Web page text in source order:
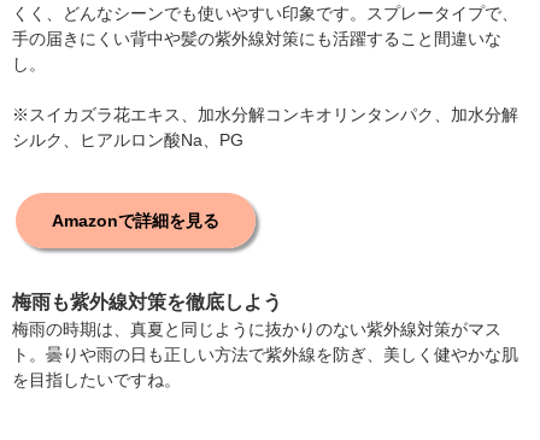
くく、どんなシーンでも使いやすい印象です。スプレータイプで、
手の届きにくい背中や髪の紫外線対策にも活躍すること間違いな
し。
※スイカズラ花エキス、加水分解コンキオリンタンパク、加水分解
シルク、ヒアルロン酸Na、PG
Amazonで詳細を見る
梅雨も紫外線対策を徹底しよう
梅雨の時期は、真夏と同じように抜かりのない紫外線対策がマス
ト。曇りや雨の日も正しい方法で紫外線を防ぎ、美しく健やかな肌
を目指したいですね。